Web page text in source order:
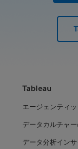
Tableau
エージェンティ
データカルチャ
データ分析インサ